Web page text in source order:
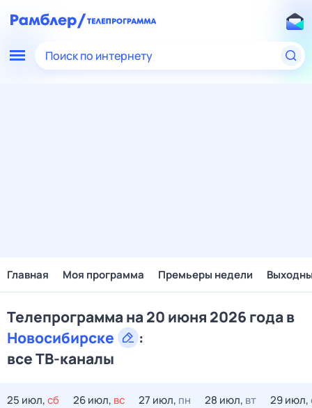
Поиск по интернету
Главная Моя программа Премьеры недели
Телепрограмма на 20 июня 2026 года в
Новосибирске
:
все ТВ-каналы
25 июл,сб 26 июл, вс 27 июл, пн 28 июл, вт 29 июл,